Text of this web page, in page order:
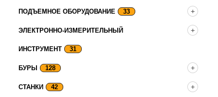
ПОДЪЕМНОЕ ОБОРУДОВАНИЕ 33
ЭЛЕКТРОННО-ИЗМЕРИТЕЛЬНЫЙ
ИНСТРУМЕНТ 31
БУРЫ 128
СТАНКИ 42